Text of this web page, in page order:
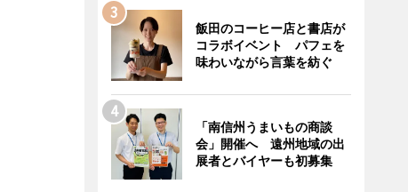
飯田のコーヒー店と書店が
コラボイベント パフェを
味わいながら言葉を紡ぐ
「南信州うまいもの商談
会」開催へ 遠州地域の出
展者とバイヤーも初募集